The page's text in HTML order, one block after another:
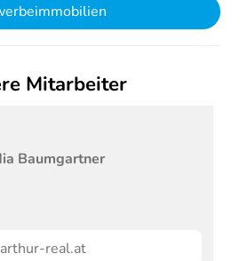
Mitarbeiter
Baumgartner
real.at